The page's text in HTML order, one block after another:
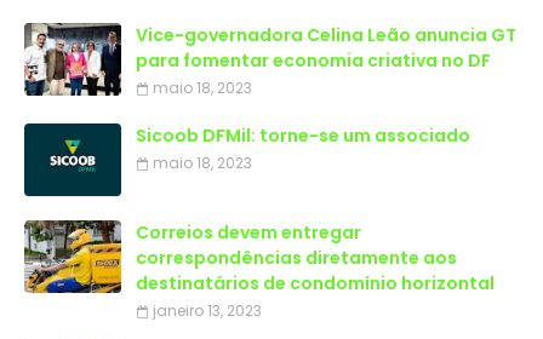
Vice-governadora Celina Leão anuncia GT
para fomentar economia criativa no DF
maio 18, 2023
Sicoob DFMil: torne-se um associado
maio 18, 2023
Correios devem entregar
correspondências diretamente aos
destinatários de condomínio horizontal
janeiro 13, 2023